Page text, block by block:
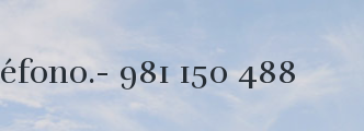
981 150 488